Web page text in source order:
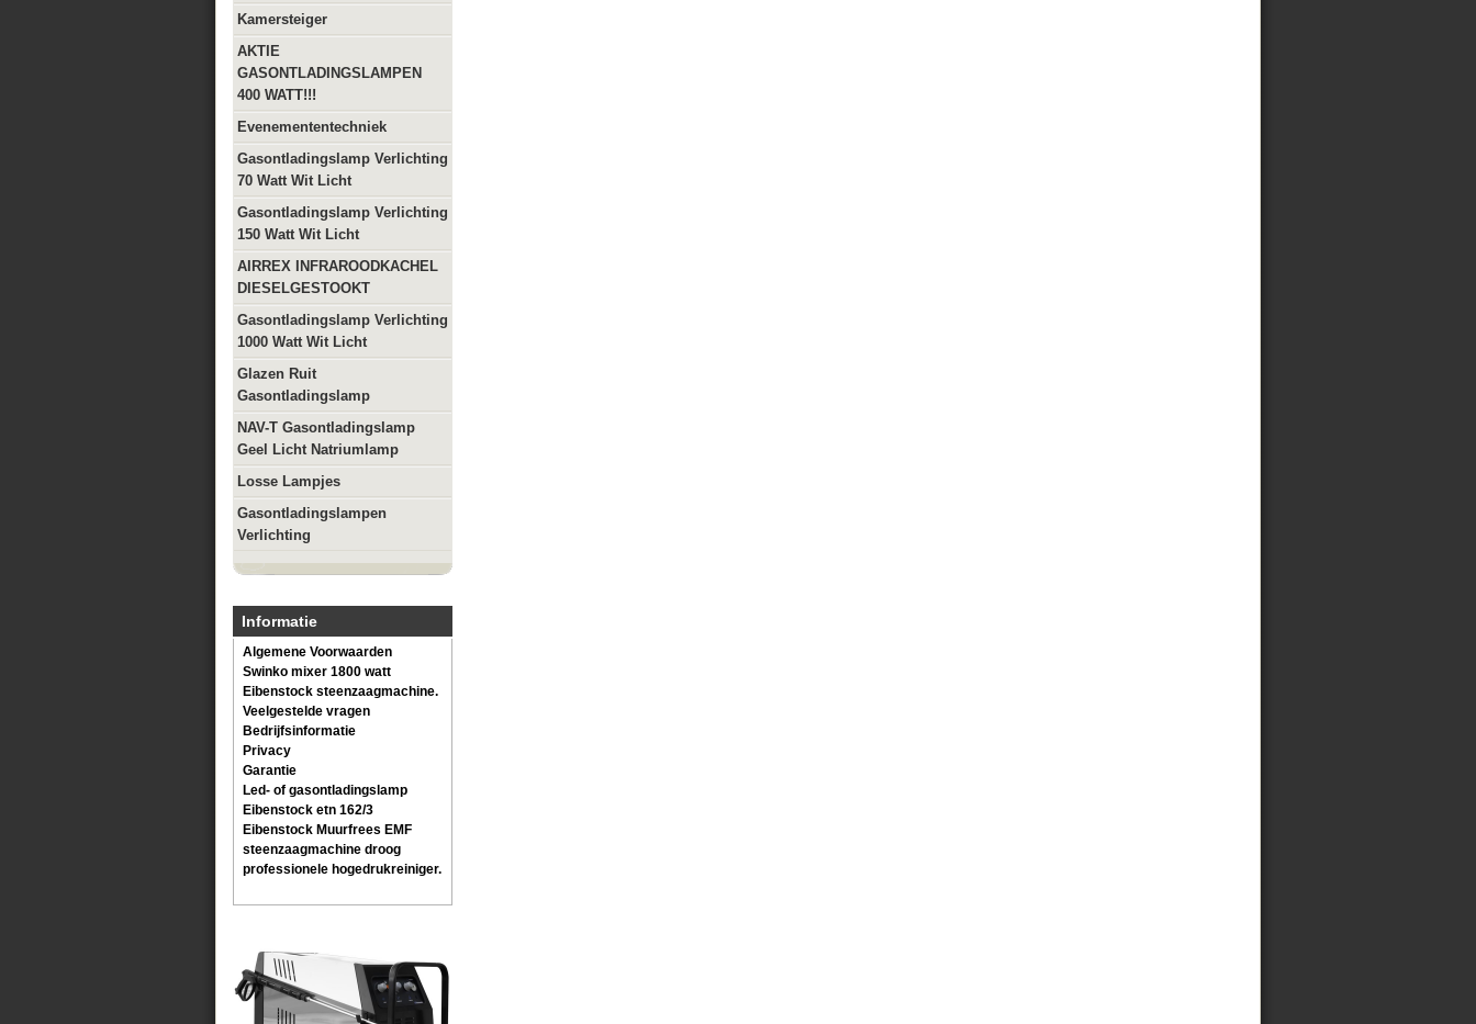
Kamersteiger
AKTIE
GASONTLADINGSLAMPEN
400 WATT!!!
Evenemententechniek
Gasontladingslamp Verlichting
70 Watt Wit Licht
Gasontladingslamp Verlichting
150 Watt Wit Licht
AIRREX INFRAROODKACHEL
DIESELGESTOOKT
Gasontladingslamp Verlichting
1000 Watt Wit Licht
Glazen Ruit
Gasontladingslamp
NAV-T Gasontladingslamp
Geel Licht Natriumlamp
Losse Lampjes
Gasontladingslampen
Verlichting
Informatie
Algemene Voorwaarden
Swinko mixer 1800 watt
Eibenstock steenzaagmachine.
Veelgestelde vragen
Bedrijfsinformatie
Privacy
Garantie
Led- of gasontladingslamp
Eibenstock etn 162/3
Eibenstock Muurfrees EMF
steenzaagmachine droog
professionele hogedrukreiniger.